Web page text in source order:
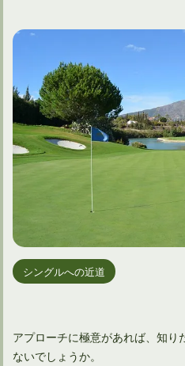
シングルへの近道
アプローチに極意があれば、知
ないでしょうか。